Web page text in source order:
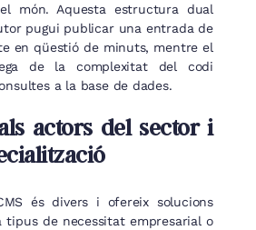
món. Aquesta estructura dual
pugui publicar una entrada de
en qüestió de minuts, mentre el
de la complexitat del codi
a la base de dades.
actors del sector i
és divers i ofereix solucions
tipus de necessitat empresarial o